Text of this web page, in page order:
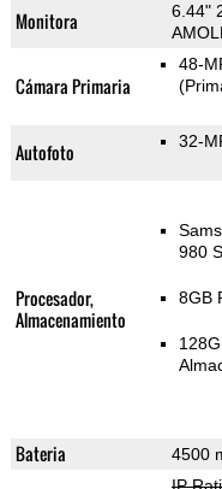
Monitora
6.44"
Cámara Primaria
48-
Autofoto 32-
Procesador,
Almacenamiento
980
8GB
Bateria 4500